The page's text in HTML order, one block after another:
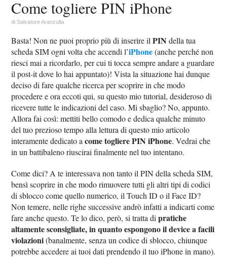
Come togliere PIN iPhone
diSalvatore Aranzulla
Basta! Non ne puoi proprio più di inserire ilPIN della tua
scheda SIM ogni volta che accendi l’iPhone(anche perché non
riesci mai a ricordarlo, per cui ti tocca sempre andare a guardare
il post-it dove lo hai appuntato)! Vista la situazione hai dunque
deciso di fare qualche ricerca per scoprire in che modo
procedere e ora eccoti qui, su questo mio tutorial, desideroso di
ricevere tutte le indicazioni del caso. Mi sbaglio? No, appunto.
Allora fai così: mettiti bello comodo e dedica qualche minuto
del tuo prezioso tempo alla lettura di questo mio articolo
interamente dedicato acome togliere PIN iPhone. Vedrai che
in un battibaleno riuscirai finalmente nel tuo intentano.
Come dici? A te interessava non tanto il PIN della scheda SIM,
bensì scoprire in che modo rimuovere tutti gli altri tipi di codici
di sblocco come quello numerico, il Touch ID o il Face ID?
Non temere, nelle righe successive andrò infatti a indicarti come
fare anche questo. Te lo dico, però, si tratta dipratiche
altamente sconsigliate, in quanto espongono il device a facili
violazioni(banalmente, senza un codice di sblocco, chiunque
potrebbe accedere ai tuoi dati prendendo il tuo iPhone in mano).